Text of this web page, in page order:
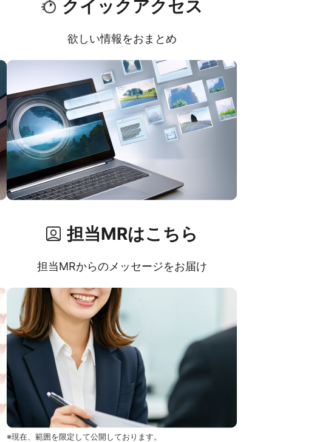
クイックアクセス
欲しい情報をおまとめ
担当MRはこちら
担当MRからのメッセージをお届け
※現在、範囲を限定して公開しております。